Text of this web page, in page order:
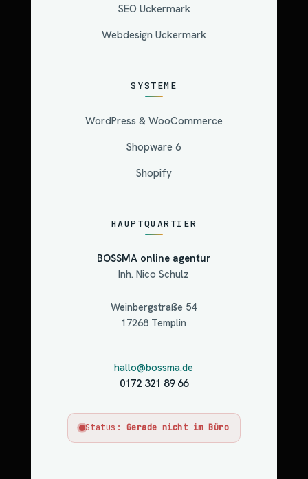
SEO Uckermark
Webdesign Uckermark
SYSTEME
WordPress & WooCommerce
Shopware 6
Shopify
HAUPTQUARTIER
BOSSMA online agentur
Inh. Nico Schulz
Weinbergstraße 54
17268 Templin
hallo@bossma.de
0172 321 89 66
Status: Gerade nicht im Büro